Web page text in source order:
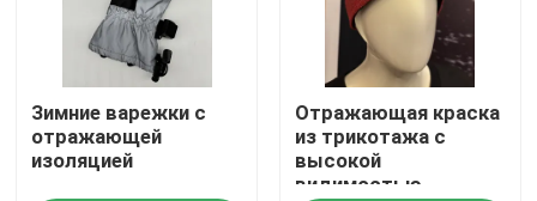
контактные данные
Новости
Зимние варежки с
отражающей
изоляцией
Отражающая краска
из трикотажа с
высокой
видимостью